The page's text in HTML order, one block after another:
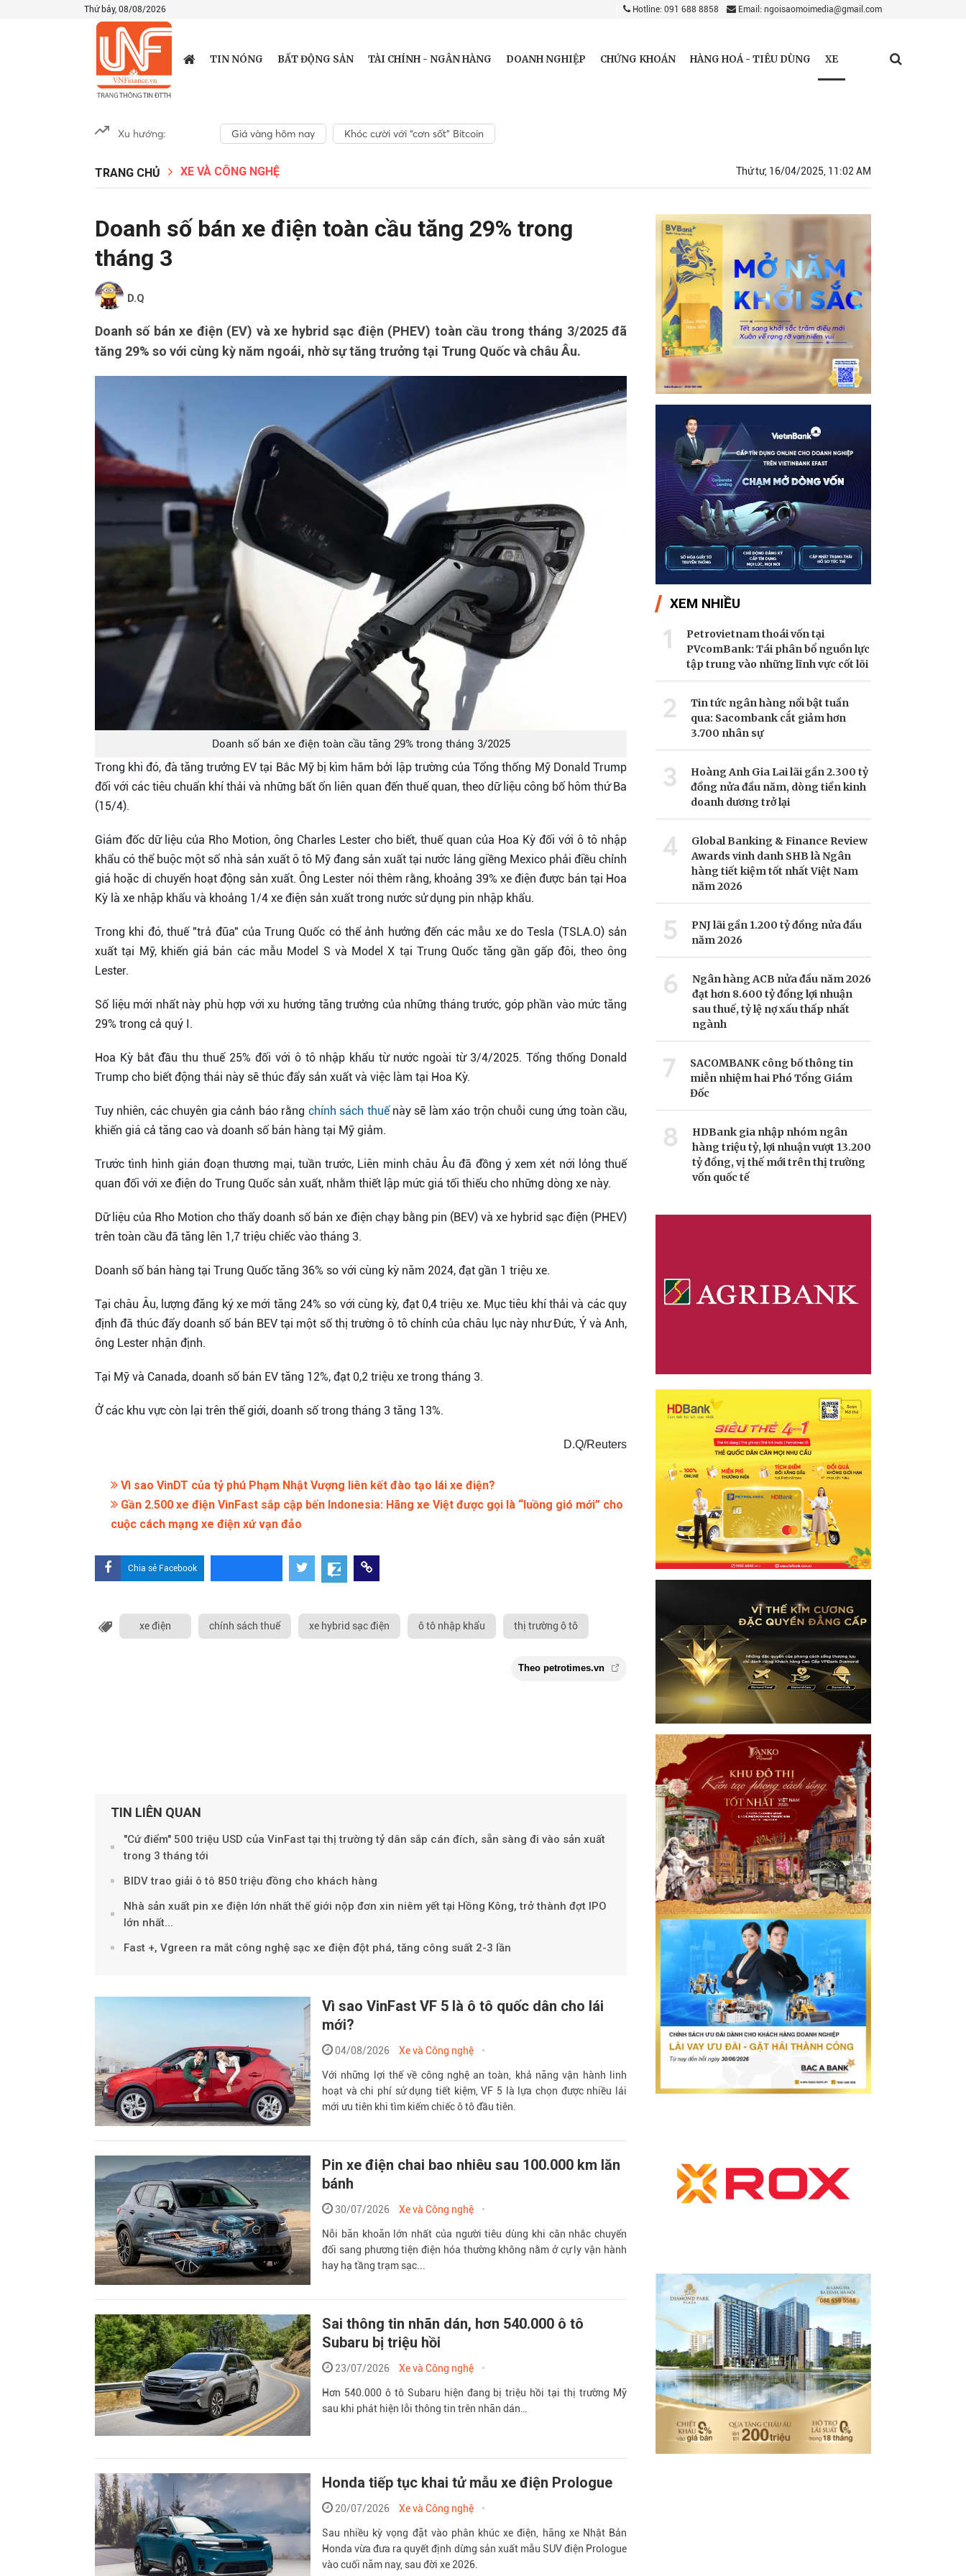
Thứ bảy, 08/08/2026 Hotline: 091 688 8858 Email: ngoisaomoimedia@gmail.com
TIN NÓNG BẤT ĐỘNG SẢN TÀI CHÍNH - NGÂN HÀNG DOANH NGHIỆP CHỨNG KHOÁN HÀNG HOÁ - TIÊU DÙNG XE
Xu hướng: Giá vàng hôm nay Khóc cười với “cơn sốt” Bitcoin
TRANG CHỦ XE VÀ CÔNG NGHỆ Thứ tư, 16/04/2025, 11:02 AM
Doanh số bán xe điện toàn cầu tăng 29% trong
tháng 3
D.Q
Doanh số bán xe điện (EV) và xe hybrid sạc điện (PHEV) toàn cầu trong tháng 3/2025 đã
tăng 29% so với cùng kỳ năm ngoái, nhờ sự tăng trưởng tại Trung Quốc và châu Âu.
Doanh số bán xe điện toàn cầu tăng 29% trong tháng 3/2025
Trong khi đó, đà tăng trưởng EV tại Bắc Mỹ bị kìm hãm bởi lập trường của Tổng thống Mỹ Donald Trump
đối với các tiêu chuẩn khí thải và những bất ổn liên quan đến thuế quan, theo dữ liệu công bố hôm thứ Ba
(15/4).
Giám đốc dữ liệu của Rho Motion, ông Charles Lester cho biết, thuế quan của Hoa Kỳ đối với ô tô nhập
khẩu có thể buộc một số nhà sản xuất ô tô Mỹ đang sản xuất tại nước láng giềng Mexico phải điều chỉnh
giá hoặc di chuyển hoạt động sản xuất. Ông Lester nói thêm rằng, khoảng 39% xe điện được bán tại Hoa
Kỳ là xe nhập khẩu và khoảng 1/4 xe điện sản xuất trong nước sử dụng pin nhập khẩu.
Trong khi đó, thuế "trả đũa" của Trung Quốc có thể ảnh hưởng đến các mẫu xe do Tesla (TSLA.O) sản
xuất tại Mỹ, khiến giá bán các mẫu Model S và Model X tại Trung Quốc tăng gần gấp đôi, theo ông
Lester.
Số liệu mới nhất này phù hợp với xu hướng tăng trưởng của những tháng trước, góp phần vào mức tăng
29% trong cả quý I.
Hoa Kỳ bắt đầu thu thuế 25% đối với ô tô nhập khẩu từ nước ngoài từ 3/4/2025. Tổng thống Donald
Trump cho biết động thái này sẽ thúc đẩy sản xuất và việc làm tại Hoa Kỳ.
Tuy nhiên, các chuyên gia cảnh báo rằng chính sách thuếnày sẽ làm xáo trộn chuỗi cung ứng toàn cầu,
khiến giá cả tăng cao và doanh số bán hàng tại Mỹ giảm.
Trước tình hình gián đoạn thương mại, tuần trước, Liên minh châu Âu đã đồng ý xem xét nới lỏng thuế
quan đối với xe điện do Trung Quốc sản xuất, nhằm thiết lập mức giá tối thiểu cho những dòng xe này.
Dữ liệu của Rho Motion cho thấy doanh số bán xe điện chạy bằng pin (BEV) và xe hybrid sạc điện (PHEV)
trên toàn cầu đã tăng lên 1,7 triệu chiếc vào tháng 3.
Doanh số bán hàng tại Trung Quốc tăng 36% so với cùng kỳ năm 2024, đạt gần 1 triệu xe.
Tại châu Âu, lượng đăng ký xe mới tăng 24% so với cùng kỳ, đạt 0,4 triệu xe. Mục tiêu khí thải và các quy
định đã thúc đẩy doanh số bán BEV tại một số thị trường ô tô chính của châu lục này như Đức, Ý và Anh,
ông Lester nhận định.
Tại Mỹ và Canada, doanh số bán EV tăng 12%, đạt 0,2 triệu xe trong tháng 3.
Ở các khu vực còn lại trên thế giới, doanh số trong tháng 3 tăng 13%.
D.Q/Reuters
Vì sao VinDT của tỷ phú Phạm Nhật Vượng liên kết đào tạo lái xe điện?
Gần 2.500 xe điện VinFast sắp cập bến Indonesia: Hãng xe Việt được gọi là “luồng gió mới” cho
cuộc cách mạng xe điện xứ vạn đảo
Chia sẻ Facebook
xe điện chính sách thuế xe hybrid sạc điện ô tô nhập khẩu thị trường ô tô
Theo petrotimes.vn
TIN LIÊN QUAN
"Cứ điểm" 500 triệu USD của VinFast tại thị trường tỷ dân sắp cán đích, sẵn sàng đi vào sản xuất
trong 3 tháng tới
BIDV trao giải ô tô 850 triệu đồng cho khách hàng
Nhà sản xuất pin xe điện lớn nhất thế giới nộp đơn xin niêm yết tại Hồng Kông, trở thành đợt IPO
lớn nhất...
Fast +, Vgreen ra mắt công nghệ sạc xe điện đột phá, tăng công suất 2-3 lần
Vì sao VinFast VF 5 là ô tô quốc dân cho lái
mới?
04/08/2026 Xe và Công nghệ
Với những lợi thế về công nghệ an toàn, khả năng vận hành linh
hoạt và chi phí sử dụng tiết kiệm, VF 5 là lựa chọn được nhiều lái
mới ưu tiên khi tìm kiếm chiếc ô tô đầu tiên.
Pin xe điện chai bao nhiêu sau 100.000 km lăn
bánh
30/07/2026 Xe và Công nghệ
Nỗi băn khoăn lớn nhất của người tiêu dùng khi cân nhắc chuyển
đổi sang phương tiện điện hóa thường không nằm ở cự ly vận hành
hay hạ tầng trạm sạc...
Sai thông tin nhãn dán, hơn 540.000 ô tô
Subaru bị triệu hồi
23/07/2026 Xe và Công nghệ
Hơn 540.000 ô tô Subaru hiện đang bị triệu hồi tại thị trường Mỹ
sau khi phát hiện lỗi thông tin trên nhãn dán…
Honda tiếp tục khai tử mẫu xe điện Prologue
20/07/2026 Xe và Công nghệ
Sau nhiều kỳ vọng đặt vào phân khúc xe điện, hãng xe Nhật Bản
Honda vừa đưa ra quyết định dừng sản xuất mẫu SUV điện Prologue
vào cuối năm nay, sau đời xe 2026.
XEM NHIỀU
1
Petrovietnam thoái vốn tại
PVcomBank: Tái phân bổ nguồn lực
tập trung vào những lĩnh vực cốt lõi
2
Tin tức ngân hàng nổi bật tuần
qua: Sacombank cắt giảm hơn
3.700 nhân sự
3
Hoàng Anh Gia Lai lãi gần 2.300 tỷ
đồng nửa đầu năm, dòng tiền kinh
doanh dương trở lại
4
Global Banking & Finance Review
Awards vinh danh SHB là Ngân
hàng tiết kiệm tốt nhất Việt Nam
năm 2026
5
PNJ lãi gần 1.200 tỷ đồng nửa đầu
năm 2026
6
Ngân hàng ACB nửa đầu năm 2026
đạt hơn 8.600 tỷ đồng lợi nhuận
sau thuế, tỷ lệ nợ xấu thấp nhất
ngành
7
SACOMBANK công bố thông tin
miễn nhiệm hai Phó Tổng Giám
Đốc
8
HDBank gia nhập nhóm ngân
hàng triệu tỷ, lợi nhuận vượt 13.200
tỷ đồng, vị thế mới trên thị trường
vốn quốc tế